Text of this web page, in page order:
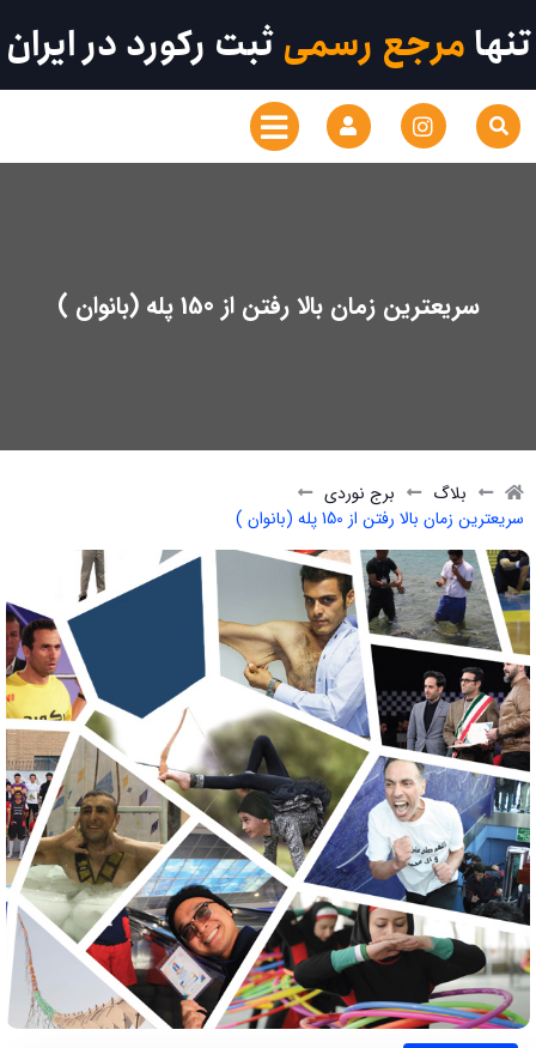
تنهامرجع رسمیثبت رکورد در ایران
سریعترین زمان بالا رفتن از 150 پله (بانوان )
بلاگ
برج نوردی
سریعترین زمان بالا رفتن از 150 پله (بانوان )